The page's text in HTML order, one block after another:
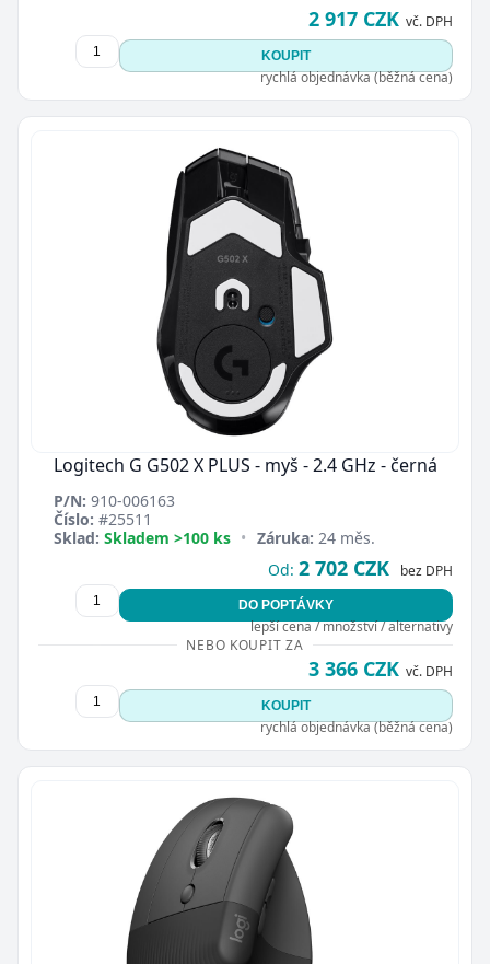
2 917 CZK vč. DPH
KOUPIT
rychlá objednávka (běžná cena)
Logitech G G502 X PLUS - myš - 2.4 GHz - černá
P/N: 910-006163
Číslo: #25511
Sklad: Skladem >100 ks • Záruka: 24 měs.
Od: 2 702 CZK bez DPH
DO POPTÁVKY
lepší cena / množství / alternativy
NEBO KOUPIT ZA
3 366 CZK vč. DPH
KOUPIT
rychlá objednávka (běžná cena)